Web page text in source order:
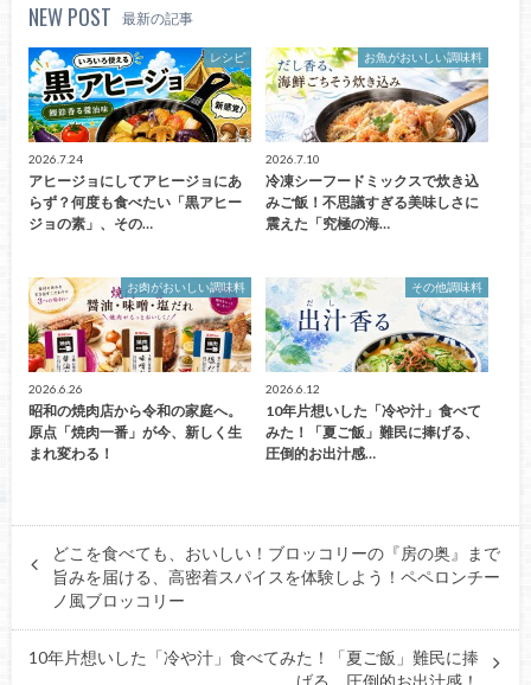
NEW POST 最新の記事
レシピ
2026.7.24
アヒージョにしてアヒージョにあ
らず？何度も食べたい「黒アヒー
ジョの素」、その…
お魚がおいしい調味料
2026.7.10
冷凍シーフードミックスで炊き込
みご飯！不思議すぎる美味しさに
震えた「究極の海…
お肉がおいしい調味料
2026.6.26
昭和の焼肉店から令和の家庭へ。
原点「焼肉一番」が今、新しく生
まれ変わる！
その他調味料
2026.6.12
10年片想いした「冷や汁」食べて
みた！「夏ご飯」難民に捧げる、
圧倒的お出汁感…
どこを食べても、おいしい！ブロッコリーの『房の奥』まで
旨みを届ける、高密着スパイスを体験しよう！ペペロンチー
ノ風ブロッコリー
10年片想いした「冷や汁」食べてみた！「夏ご飯」難民に捧